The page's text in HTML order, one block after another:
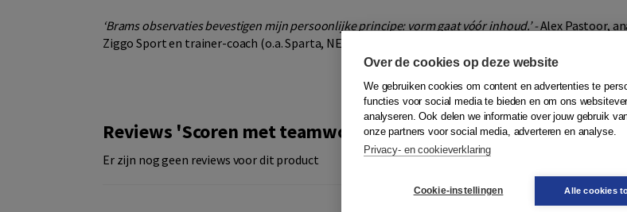
‘Brams observaties bevestigen mijn persoonlijke principe: vorm gaat vóór inhoud.’ -Alex Pastoor,
Ziggo Sport en trainer-coach (o.a. Sparta, NEC, Almere City)
Reviews 'Scoren met teamwork'
Er zijn nog geen reviews voor dit product
Over de cookies op deze website
We gebruiken cookies om content en advertenties te
functies voor social media te bieden en om ons
analyseren. Ook delen we informatie over jouw gebruik
onze partners voor social media, adverteren en analyse.
Privacy- en cookieverklaring
Cookie-instellingen Alle cookies